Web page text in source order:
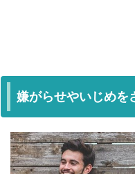
嫌がらせやいじめを